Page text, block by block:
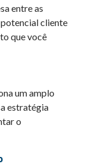
entre as
cliente
que você
um amplo
estratégia
o